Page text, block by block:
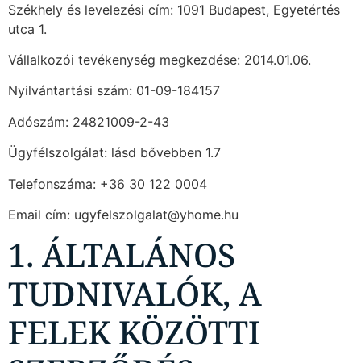
Székhely és levelezési cím: 1091 Budapest, Egyetértés
utca 1.
Vállalkozói tevékenység megkezdése: 2014.01.06.
Nyilvántartási szám: 01-09-184157
Adószám: 24821009-2-43
Ügyfélszolgálat: lásd bővebben 1.7
Telefonszáma: +36 30 122 0004
Email cím: ugyfelszolgalat@yhome.hu
1. ÁLTALÁNOS
TUDNIVALÓK, A
FELEK KÖZÖTTI